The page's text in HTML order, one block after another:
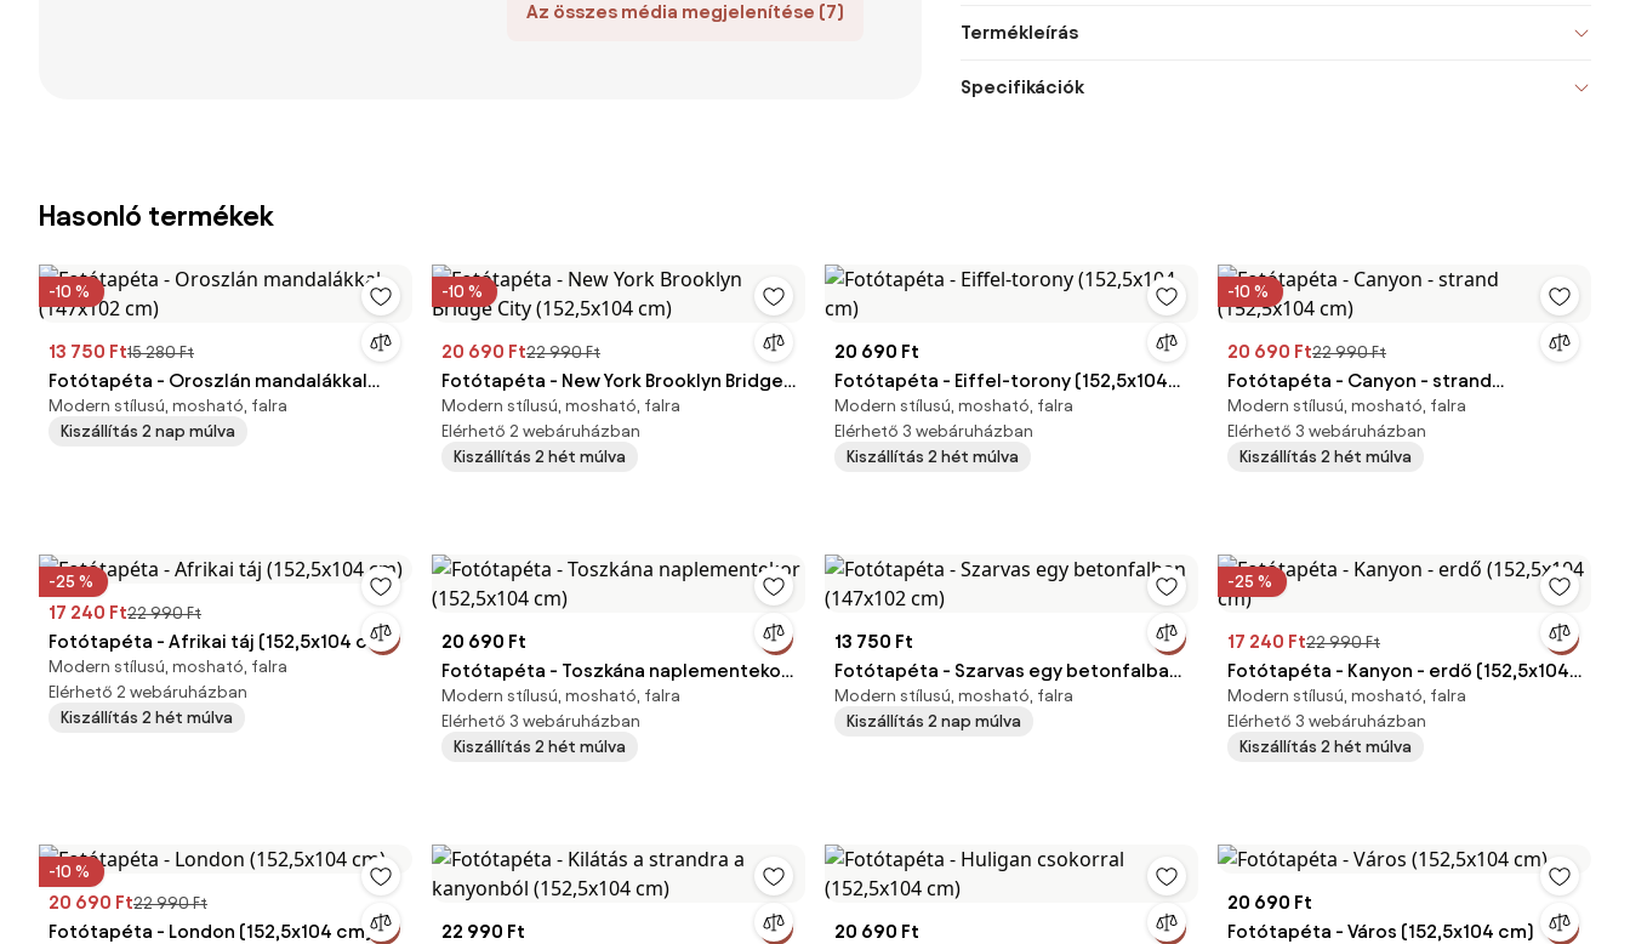
Az összes média megjelenítése (7)
Termékleírás
Specifikációk
Hasonló termékek
-10 %
13 750 Ft15 280 Ft
Fotótapéta - Oroszlán mandalákkal
(147x102 cm)
Modern stílusú, mosható, falra
Kiszállítás 2 nap múlva
-10 %
20 690 Ft22 990 Ft
Fotótapéta - New York Brooklyn Bridge
City (152,5x104 cm)
Modern stílusú, mosható, falra
Elérhető 2 webáruházban
Kiszállítás 2 hét múlva
20 690 Ft
Fotótapéta - Eiffel-torony (152,5x104
cm)
Modern stílusú, mosható, falra
Elérhető 3 webáruházban
Kiszállítás 2 hét múlva
-10 %
20 690 Ft22 990 Ft
Fotótapéta - Canyon - strand
(152,5x104 cm)
Modern stílusú, mosható, falra
Elérhető 3 webáruházban
Kiszállítás 2 hét múlva
-25 %
17 240 Ft22 990 Ft
Fotótapéta - Afrikai táj (152,5x104 cm)
Modern stílusú, mosható, falra
Elérhető 2 webáruházban
Kiszállítás 2 hét múlva
20 690 Ft
Fotótapéta - Toszkána naplementekor
(152,5x104 cm)
Modern stílusú, mosható, falra
Elérhető 3 webáruházban
Kiszállítás 2 hét múlva
13 750 Ft
Fotótapéta - Szarvas egy betonfalban
(147x102 cm)
Modern stílusú, mosható, falra
Kiszállítás 2 nap múlva
-25 %
17 240 Ft22 990 Ft
Fotótapéta - Kanyon - erdő (152,5x104
cm)
Modern stílusú, mosható, falra
Elérhető 3 webáruházban
Kiszállítás 2 hét múlva
-10 %
20 690 Ft22 990 Ft
Fotótapéta - London (152,5x104 cm)
22 990 Ft
20 690 Ft
20 690 Ft
Fotótapéta - Város (152,5x104 cm)